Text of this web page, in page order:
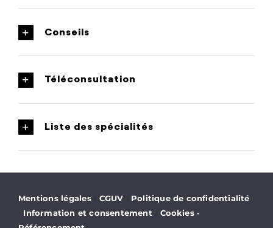
Conseils
Téléconsultation
Liste des spécialités
Mentions légales CGUV Politique de confidentialité
Information et consentement Cookies·